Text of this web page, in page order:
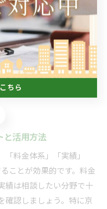
回相談無料などのサービ
。相談しやすい雰囲気や
所であれば、初めての依
ミや評判も参考にしなが
った弁護士を選ぶことが
と活用方法
料金体系」「実績」
ことが効果的です。料金
績は相談したい分野で十
確認しましょう。特に京
ちら
ちら